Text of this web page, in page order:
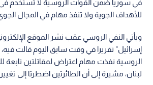
في سوريا ضمن القوات الروسية لا تستخدم
للأهداف الجوية ولا تنفذ مهام في المجال الجوي
ويأتي النفي الروسي عقب نشر الموقع
الروسية نفذت مهام اعتراض لمقاتلتين تابعة
لبنان، مشيرة إلى أن الطائرتين اضطرتا إلى